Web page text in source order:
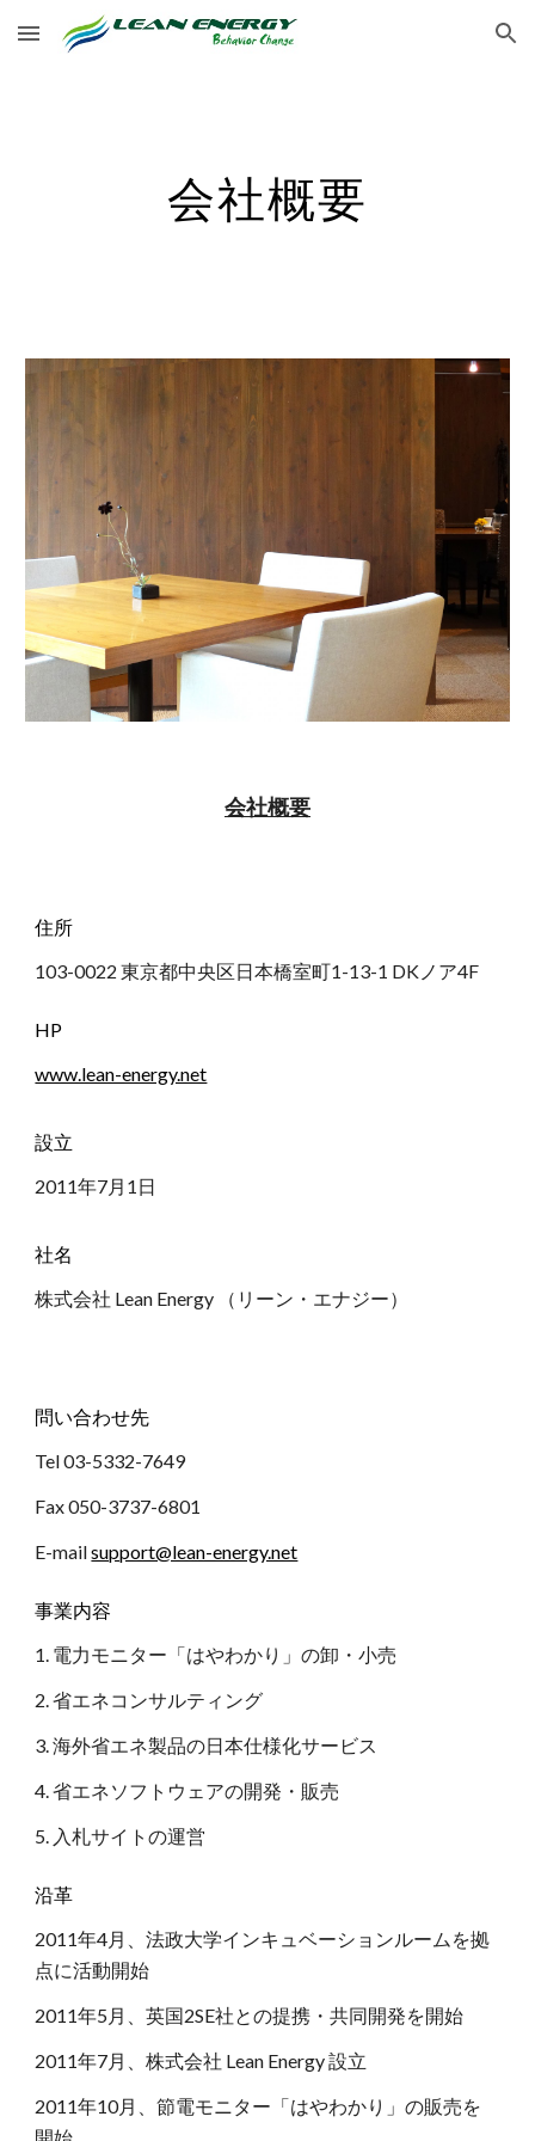
Skip to main content Skip to navigation
会社概要
会社概要
住所
103-0022 東京都中央区日本橋室町1-13-1 DKノア4F
HP
www.lean-energy.net
設立
2011年7月1日
社名
株式会社 Lean Energy （リーン・エナジー）
問い合わせ先
Tel 03-5332-7649
Fax 050-3737-6801
E-mail support@lean-energy.net
事業内容
1. 電力モニター「はやわかり」の卸・小売
2. 省エネコンサルティング
3. 海外省エネ製品の日本仕様化サービス
4. 省エネソフトウェアの開発・販売
5. 入札サイトの運営
沿革
2011年4月、法政大学インキュベーションルームを拠
点に活動開始
2011年5月、英国2SE社との提携・共同開発を開始
2011年7月、株式会社 Lean Energy 設立
2011年10月、節電モニター「はやわかり」の販売を